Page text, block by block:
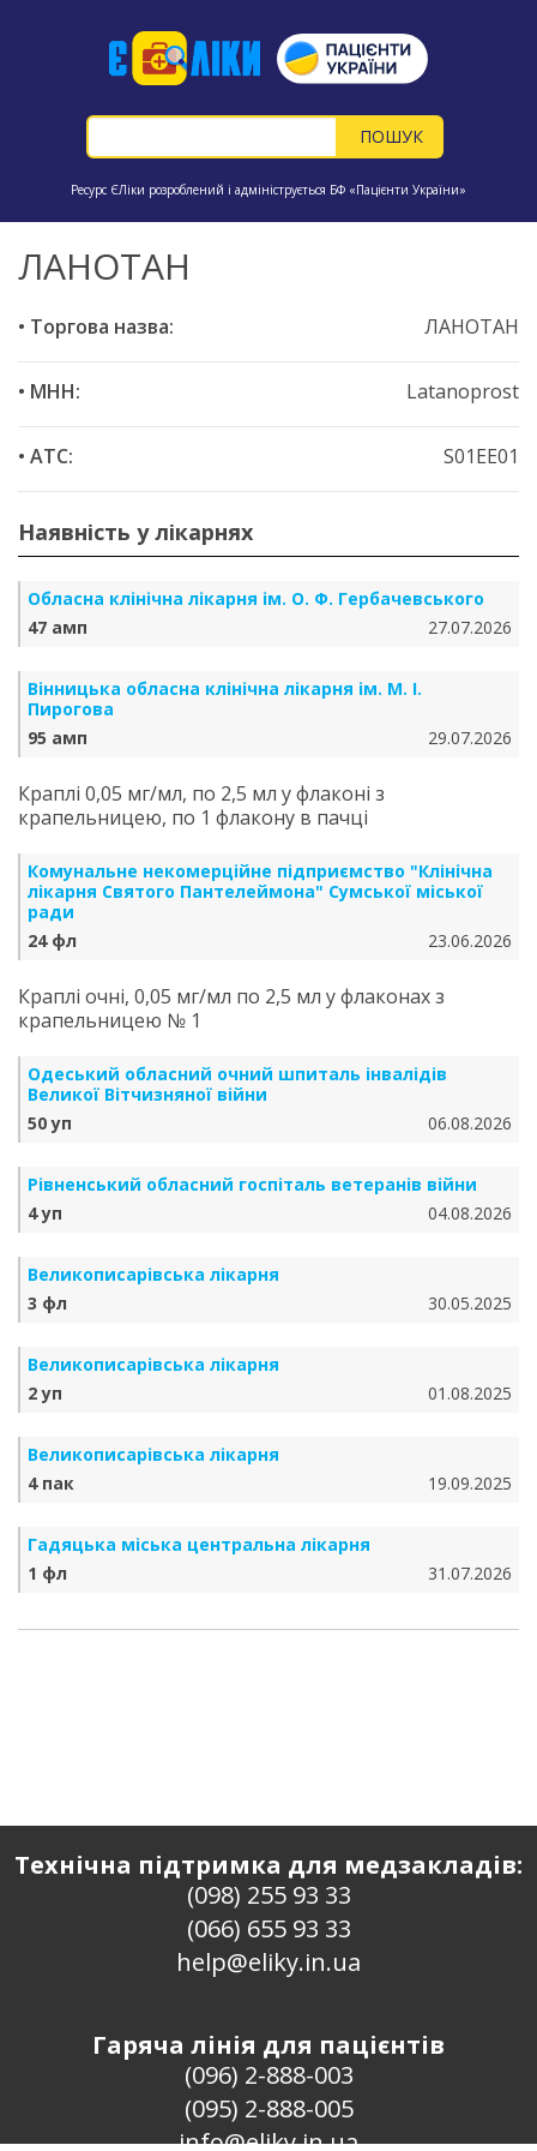
Ресурс ЄЛіки розроблений і адмініструється БФ «Пацієнти України»
ЛАНОТАН
• Торгова назва: ЛАНОТАН
• МНН: Latanoprost
• ATC: S01EE01
Наявність у лікарнях
Обласна клінічна лікарня ім. О. Ф. Гербачевського
47 амп
27.07.2026
Вінницька обласна клінічна лікарня ім. М. І.
Пирогова
95 амп
29.07.2026
Краплі 0,05 мг/мл, по 2,5 мл у флаконі з
крапельницею, по 1 флакону в пачці
Комунальне некомерційне підприємство "Клінічна
лікарня Святого Пантелеймона" Сумської міської
ради
24 фл
23.06.2026
Краплі очні, 0,05 мг/мл по 2,5 мл у флаконах з
крапельницею № 1
Одеський обласний очний шпиталь інвалідів
Великої Вітчизняної війни
50 уп
06.08.2026
Рівненський обласний госпіталь ветеранів війни
4 уп
04.08.2026
Великописарівська лікарня
3 фл
30.05.2025
Великописарівська лікарня
2 уп
01.08.2025
Великописарівська лікарня
4 пак
19.09.2025
Гадяцька міська центральна лікарня
1 фл
31.07.2026
Технічна підтримка для медзакладів:
(098) 255 93 33
(066) 655 93 33
help@eliky.in.ua
Гаряча лінія для пацієнтів
(096) 2-888-003
(095) 2-888-005
info@eliky.in.ua